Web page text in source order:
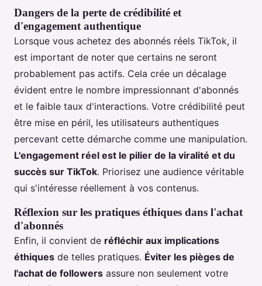
Dangers de la perte de crédibilité et
d'engagement authentique
Lorsque vous achetez des abonnés réels TikTok, il
est important de noter que certains ne seront
probablement pas actifs. Cela crée un décalage
évident entre le nombre impressionnant d'abonnés
et le faible taux d'interactions. Votre crédibilité peut
être mise en péril, les utilisateurs authentiques
percevant cette démarche comme une manipulation.
L'engagement réel est le pilier de la viralité et du
succès sur TikTok. Priorisez une audience véritable
qui s'intéresse réellement à vos contenus.
Réflexion sur les pratiques éthiques dans l'achat
d'abonnés
Enfin, il convient de réfléchir aux implications
éthiques de telles pratiques. Éviter les pièges de
l'achat de followers assure non seulement votre